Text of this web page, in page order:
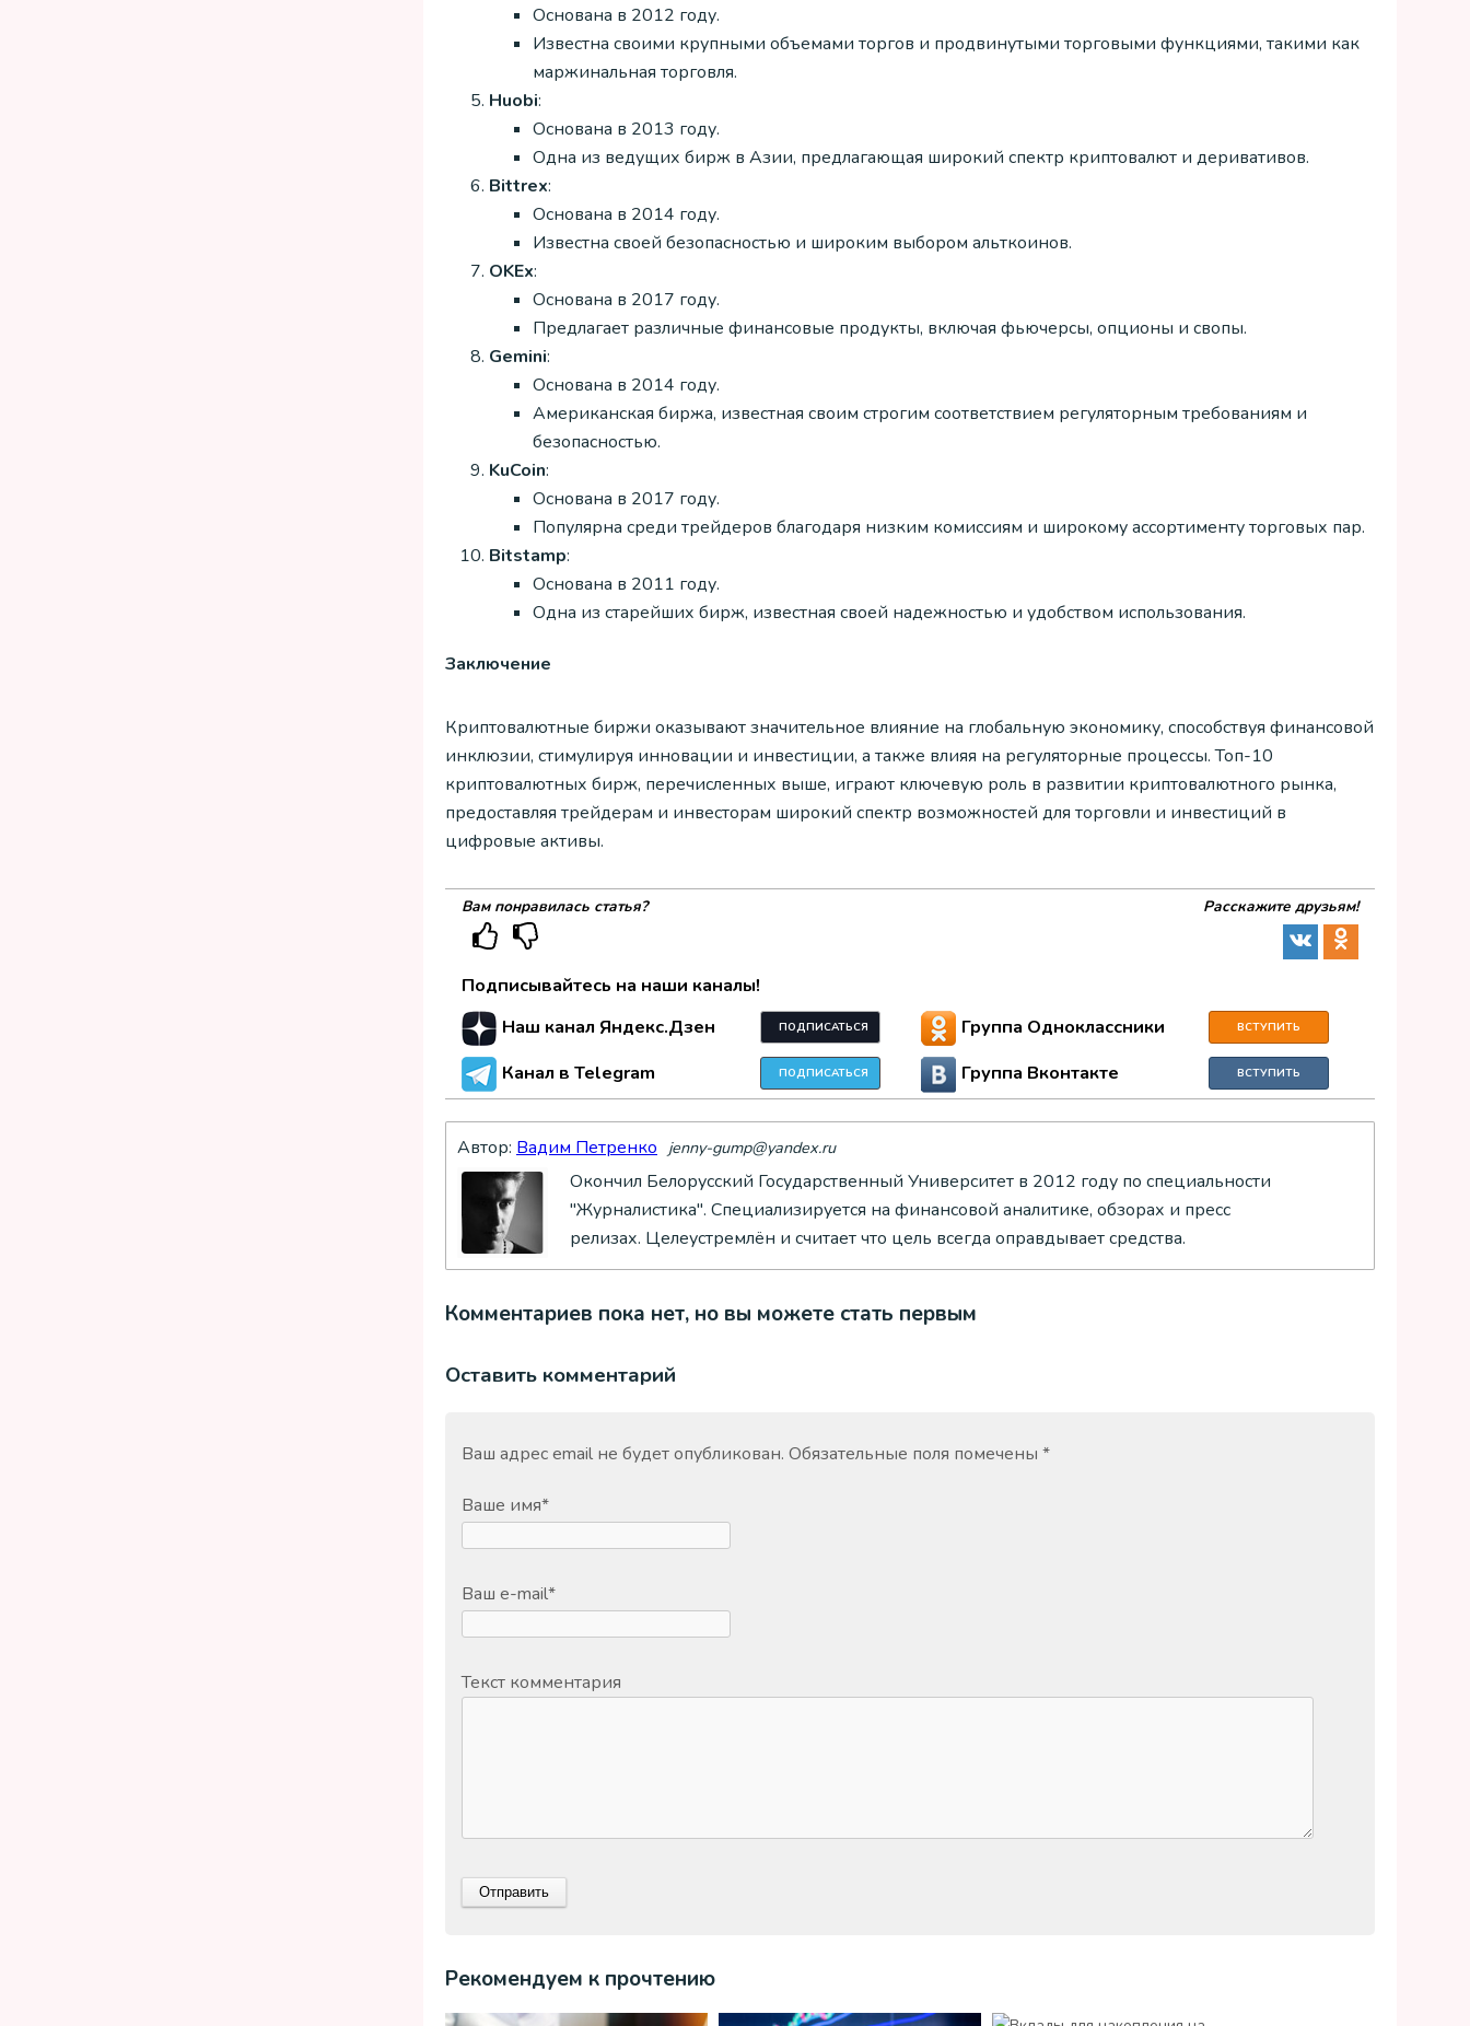
Основана в 2012 году.
Известна своими крупными объемами торгов и продвинутыми торговыми функциями, такими как
маржинальная торговля.
Huobi:
Основана в 2013 году.
Одна из ведущих бирж в Азии, предлагающая широкий спектр криптовалют и деривативов.
Bittrex:
Основана в 2014 году.
Известна своей безопасностью и широким выбором альткоинов.
OKEx:
Основана в 2017 году.
Предлагает различные финансовые продукты, включая фьючерсы, опционы и свопы.
Gemini:
Основана в 2014 году.
Американская биржа, известная своим строгим соответствием регуляторным требованиям и
безопасностью.
KuCoin:
Основана в 2017 году.
Популярна среди трейдеров благодаря низким комиссиям и широкому ассортименту торговых пар.
Bitstamp:
Основана в 2011 году.
Одна из старейших бирж, известная своей надежностью и удобством использования.
Заключение
Криптовалютные биржи оказывают значительное влияние на глобальную экономику, способствуя финансовой
инклюзии, стимулируя инновации и инвестиции, а также влияя на регуляторные процессы. Топ-10
криптовалютных бирж, перечисленных выше, играют ключевую роль в развитии криптовалютного рынка,
предоставляя трейдерам и инвесторам широкий спектр возможностей для торговли и инвестиций в
цифровые активы.
Вам понравилась статья? Расскажите друзьям!
Подписывайтесь на наши каналы!
Наш канал Яндекс.Дзен
ПОДПИСАТЬСЯ
Канал в Telegram ПОДПИСАТЬСЯ
Группа Одноклассники ВСТУПИТЬ
Группа Вконтакте ВСТУПИТЬ
Автор: Вадим Петренко jenny-gump@yandex.ru
Окончил Белорусский Государственный Университет в 2012 году по специальности
"Журналистика". Специализируется на финансовой аналитике, обзорах и пресс
релизах. Целеустремлён и считает что цель всегда оправдывает средства.
Комментариев пока нет, но вы можете стать первым
Оставить комментарий
Ваш адрес email не будет опубликован. Обязательные поля помечены *
Ваше имя*
Ваш e-mail*
Текст комментария
Рекомендуем к прочтению